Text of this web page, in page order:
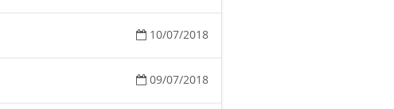
10/07/2018
09/07/2018